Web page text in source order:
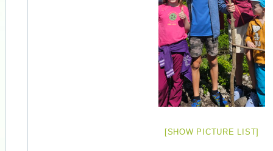
[SHOW PICTURE LIST]